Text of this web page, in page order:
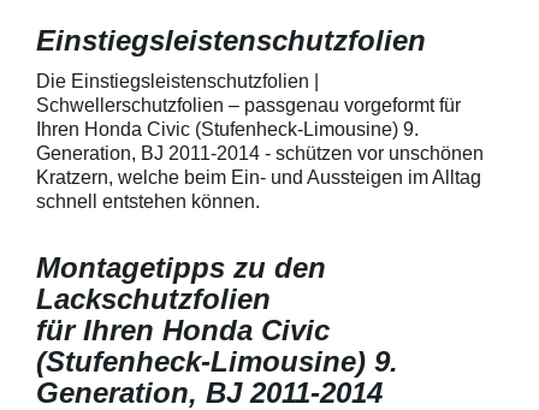
Fingenägel
Kratzer und
Fahrzeuglack
Einstiegsleistenschutzfolien
Die Einstiegsleistenschutzfolien |
Schwellerschutzfolien – passgenau vorgeformt für
Ihren Honda Civic (Stufenheck-Limousine) 9.
Generation, BJ 2011-2014 - schützen vor unschönen
Kratzern, welche beim Ein- und Aussteigen im Alltag
schnell entstehen können.
Montagetipps zu den
Lackschutzfolien
für Ihren Honda Civic
(Stufenheck-Limousine) 9.
Generation, BJ 2011-2014